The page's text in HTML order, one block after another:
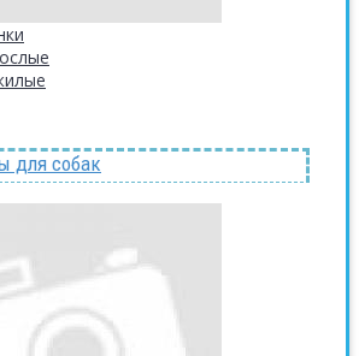
для собак